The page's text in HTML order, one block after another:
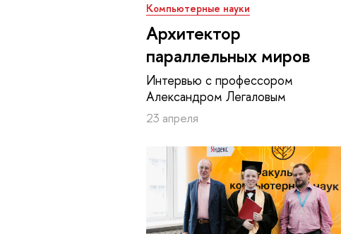
Компьютерные науки
Архитектор
параллельных миров
Интервью с профессором
Александром Легаловым
23 апреля